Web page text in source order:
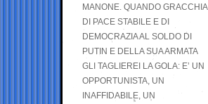
MANONE. QUANDO GRACCHIA
DI PACE STABILE E DI
DEMOCRAZIA AL SOLDO DI
PUTIN E DELLA SUA ARMATA
GLI TAGLIEREI LA GOLA: E’ UN
OPPORTUNISTA, UN
INAFFIDABILE, UN